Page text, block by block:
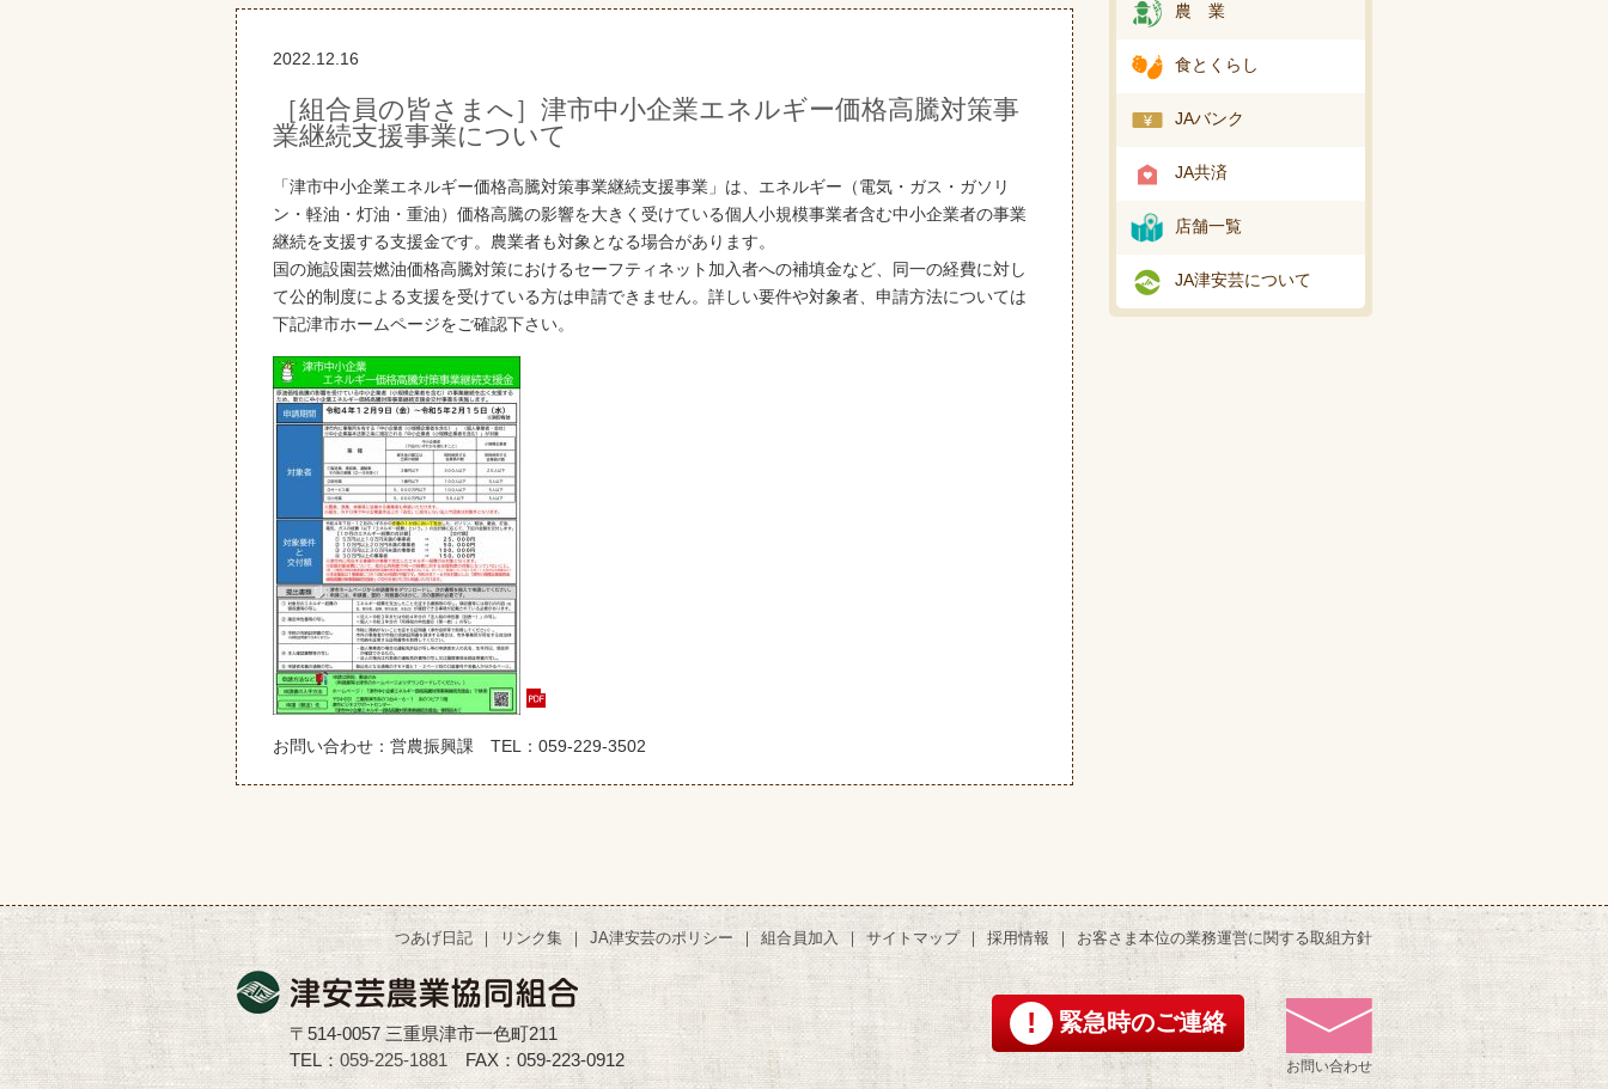
2022.12.16
［組合員の皆さまへ］津市中小企業エネルギー価格高騰対策事
業継続支援事業について
「津市中小企業エネルギー価格高騰対策事業継続支援事業」は、エネルギー（電気・ガス・ガソリ
ン・軽油・灯油・重油）価格高騰の影響を大きく受けている個人小規模事業者含む中小企業者の事業
継続を支援する支援金です。農業者も対象となる場合があります。
国の施設園芸燃油価格高騰対策におけるセーフティネット加入者への補填金など、同一の経費に対し
て公的制度による支援を受けている方は申請できません。詳しい要件や対象者、申請方法については
下記津市ホームページをご確認下さい。
お問い合わせ：営農振興課 TEL：059-229-3502
農 業
食とくらし
JAバンク
JA共済
店舗一覧
JA津安芸について
つあげ日記 リンク集 JA津安芸のポリシー 組合員加入 サイトマップ 採用情報 お客さま本位の業務運営に関する取組方針
〒514-0057 三重県津市一色町211
TEL： 059-225-1881 FAX：059-223-0912
緊急時のご連絡
お問い合わせ